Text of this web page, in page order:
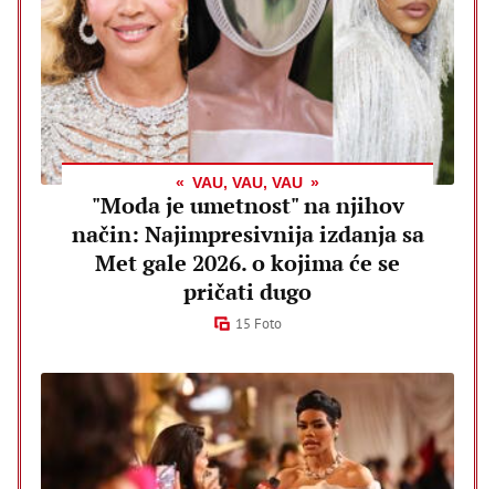
VAU, VAU, VAU
"Moda je umetnost" na njihov
način: Najimpresivnija izdanja sa
Met gale 2026. o kojima će se
pričati dugo
15 Foto